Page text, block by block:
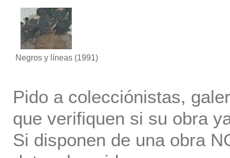
Negros y líneas (1991)
Pido a colecciónistas,
que verifiquen si su obra
Si disponen de una obra